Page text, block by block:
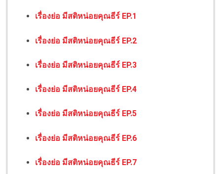
เรื่องย่อ มีสติหน่อยคุณธีร์ EP.1
เรื่องย่อ มีสติหน่อยคุณธีร์ EP.2
เรื่องย่อ มีสติหน่อยคุณธีร์ EP.3
เรื่องย่อ มีสติหน่อยคุณธีร์ EP.4
เรื่องย่อ มีสติหน่อยคุณธีร์ EP.5
เรื่องย่อ มีสติหน่อยคุณธีร์ EP.6
เรื่องย่อ มีสติหน่อยคุณธีร์ EP.7